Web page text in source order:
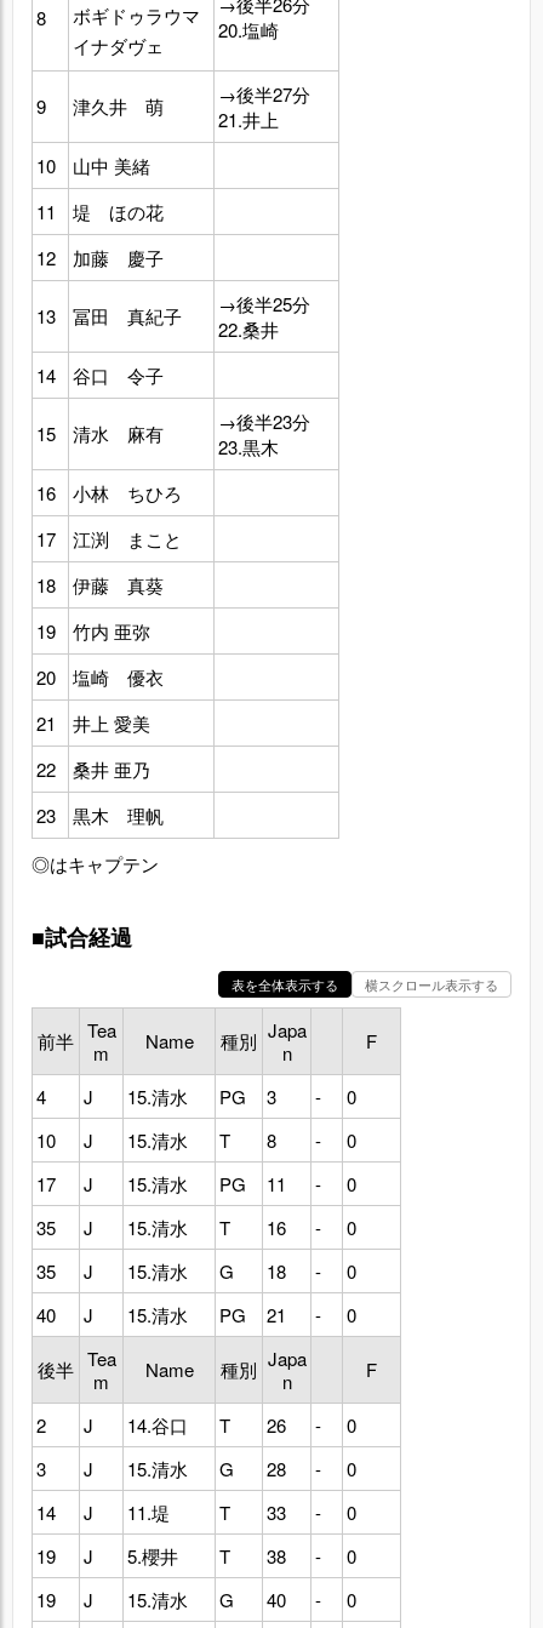
8
ボギドゥラウマ
イナダヴェ
20.塩崎
9 津久井 萌
→後半27分
21.井上
10
山中 美緒
11
堤 ほの花
12
加藤 慶子
13 冨田 真紀子
→後半25分
22.桑井
14
谷口 令子
15 清水 麻有
→後半23分
23.黒木
16
小林 ちひろ
17
江渕 まこと
18
伊藤 真葵
19
竹内 亜弥
20
塩崎 優衣
21
井上 愛美
22
桑井 亜乃
23
黒木 理帆
◎はキャプテン
■試合経過
表を全体表示する 横スクロール表示する
前半 Tea
m
Name 種別 Japa
n
F
4 J 15.清水 PG 3 -
0
10
J 15.清水 T 8 -
0
17
J 15.清水 PG 11 -
0
35
J 15.清水 T 16 -
0
35
J 15.清水 G 18 -
0
40
J 15.清水 PG 21 - 0
後半 Tea
m
Name 種別 Japa
n
F
2 J 14.谷口 T 26 -
0
3
J 15.清水 G 28 -
0
14
J 11.堤 T 33 -
0
19
J 5.櫻井 T 38 -
0
19
J 15.清水 G 40 - 0